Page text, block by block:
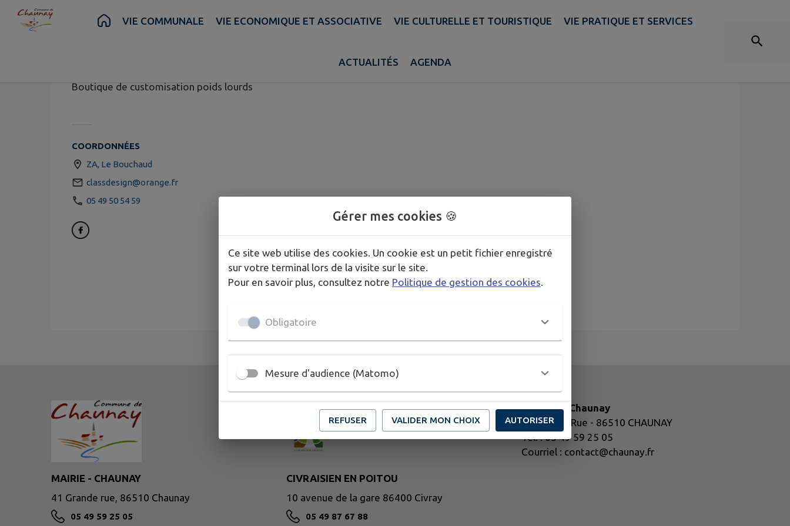
Contenu Menu Recherche Pied de page
VIE COMMUNALE VIE ECONOMIQUE ET ASSOCIATIVE VIE CULTURELLE ET TOURISTIQUE VIE PRATIQUE ET SERVICES
ACTUALITÉS AGENDA
Boutique de customisation poids lourds
COORDONNÉES
ZA, Le Bouchaud
classdesign@orange.fr
05 49 50 54 59
MAIRIE - CHAUNAY
41 Grande rue, 86510 Chaunay
05 49 59 25 05
CIVRAISIEN EN POITOU
10 avenue de la gare 86400 Civray
05 49 87 67 88
Mairie de Chaunay
41 Grande Rue - 86510 CHAUNAY
Tél. : 05 49 59 25 05
Courriel : contact@chaunay.fr
Gérer mes cookies 🍪
Ce site web utilise des cookies. Un cookie est un petit fichier enregistré
sur votre terminal lors de la visite sur le site.
Pour en savoir plus, consultez notre Politique de gestion des cookies
Obligatoire
Mesure d'audience (Matomo)
REFUSER VALIDER MON CHOIX AUTORISER